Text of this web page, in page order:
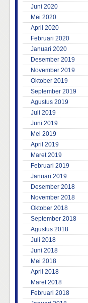
Juni 2020
Mei 2020
April 2020
Februari 2020
Januari 2020
Desember 2019
November 2019
Oktober 2019
September 2019
Agustus 2019
Juli 2019
Juni 2019
Mei 2019
April 2019
Maret 2019
Februari 2019
Januari 2019
Desember 2018
November 2018
Oktober 2018
September 2018
Agustus 2018
Juli 2018
Juni 2018
Mei 2018
April 2018
Maret 2018
Februari 2018